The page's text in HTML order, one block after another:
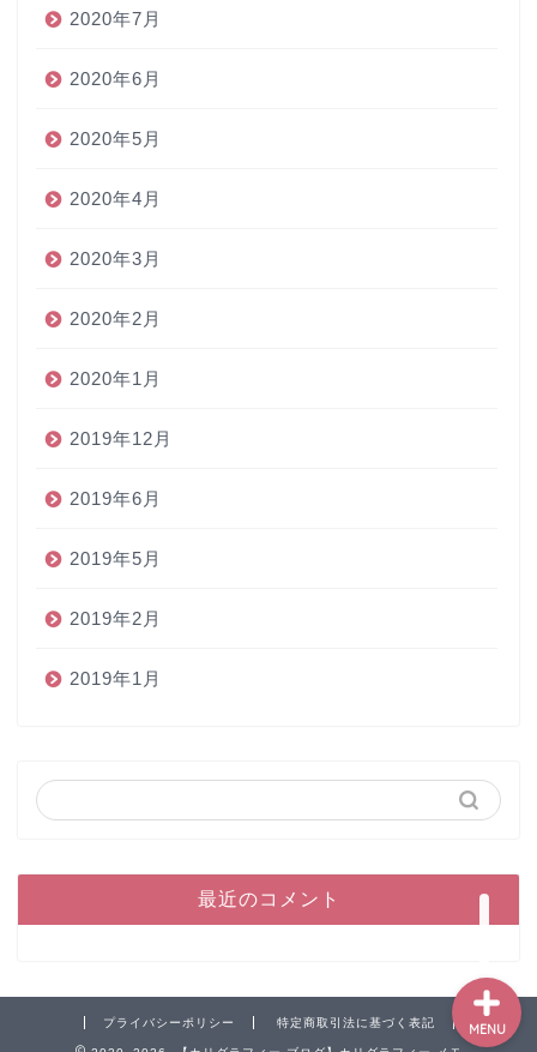
2020年7月
2020年6月
2020年5月
2020年4月
2020年3月
2020年2月
2020年1月
2019年12月
2019年6月
2019年5月
2019年2月
2019年1月
最近のコメント
プライバシーポリシー 特定商取引法に基づく表記 MENU
インク